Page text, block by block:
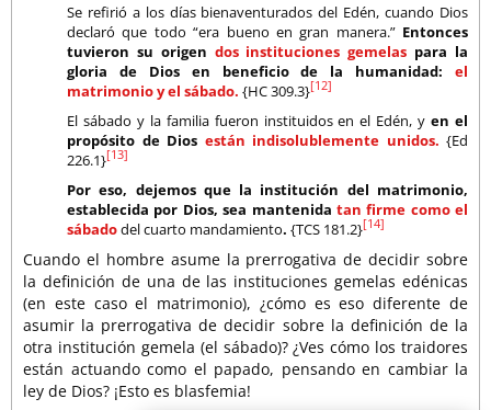
Se refirió a los días bienaventurados del Edén, cuando Dios
declaró que todo “era bueno en gran manera.” Entonces
tuvieron su origen dos instituciones gemelas para la
gloria de Dios en beneficio de la humanidad: el
matrimonio y el sábado. {HC 309.3}[12]
El sábado y la familia fueron instituidos en el Edén, yen el
propósito de Dios están indisolublemente unidos. {Ed
226.1}[13]
Por eso, dejemos que la institución del matrimonio,
establecida por Dios, sea mantenida tan firme como el
sábadodel cuarto mandamiento. {TCS 181.2}[14]
Cuando el hombre asume la prerrogativa de decidir sobre
la definición de una de las instituciones gemelas edénicas
(en este caso el matrimonio), ¿cómo es eso diferente de
asumir la prerrogativa de decidir sobre la definición de la
otra institución gemela (el sábado)? ¿Ves cómo los traidores
están actuando como el papado, pensando en cambiar la
ley de Dios? ¡Esto es blasfemia!